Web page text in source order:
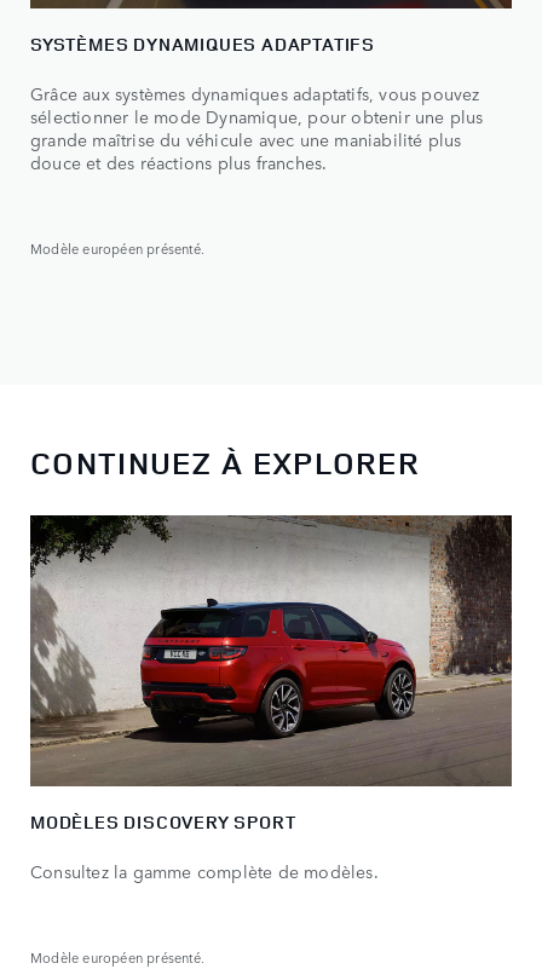
SYSTÈMES DYNAMIQUES ADAPTATIFS
Grâce aux systèmes dynamiques adaptatifs, vous pouvez
sélectionner le mode Dynamique, pour obtenir une plus
grande maîtrise du véhicule avec une maniabilité plus
douce et des réactions plus franches.
Modèle européen présenté.
CONTINUEZ À EXPLORER
MODÈLES DISCOVERY SPORT
Consultez la gamme complète de modèles.
Modèle européen présenté.